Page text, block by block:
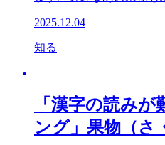
2025.12.04
知る
「漢字の読み
ング」果物（さ